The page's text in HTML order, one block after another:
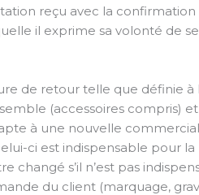
reçu avec la
il exprime sa volonté de
de retour telle que définie à
(accessoires compris)
à une nouvelle
ci est indispensable pour
s’il n’est pas
du client (marquage,